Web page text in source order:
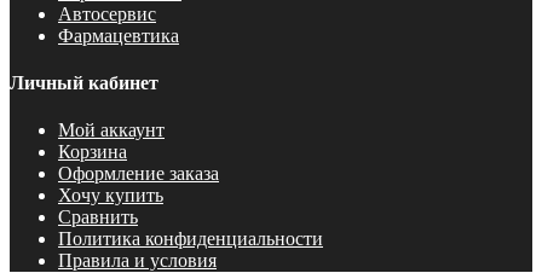
Автосервис
Фармацевтика
Личный кабинет
Мой аккаунт
Корзина
Оформление заказа
Хочу купить
Сравнить
Политика конфиденциальности
Правила и условия